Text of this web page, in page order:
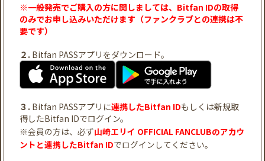
※一般発売でご購入の方に関しましては、Bitfan IDの取得
のみでお申し込みいただけます（ファンクラブとの連携は不
要です）
２. Bitfan PASSアプリをダウンロード。
３. Bitfan PASSアプリに連携したBitfan IDもしくは新規取
得したBitfan IDでログイン。
※会員の方は、必ず山崎エリイ OFFICIAL FANCLUBのアカウ
ントと連携したBitfan IDでログインしてください。